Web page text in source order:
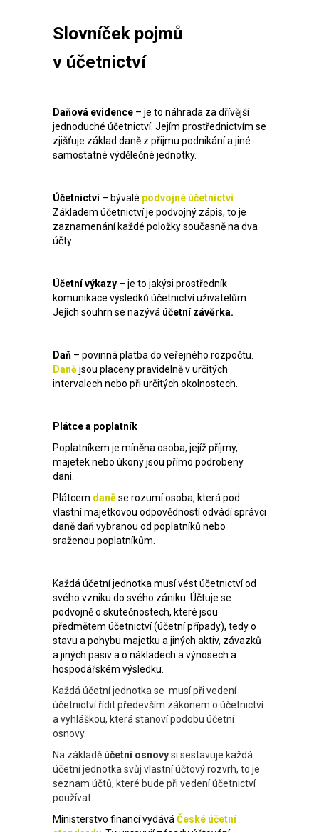
Slovníček pojmů
v účetnictví
Daňová evidence – je to náhrada za dřívější
jednoduché účetnictví. Jejím prostřednictvím se
zjišťuje základ daně z přijmu podnikání a jiné
samostatné výdělečné jednotky.
Účetnictví– bývalé podvojné účetnictví.
Základem účetnictví je podvojný zápis, to je
zaznamenání každé položky současně na dva
účty.
Účetní výkazy – je to jakýsi prostředník
komunikace výsledků účetnictví uživatelům.
Jejich souhrn se nazývá účetní závěrka.
Daň – povinná platba do veřejného rozpočtu.
Danějsou placeny pravidelně v určitých
intervalech nebo při určitých okolnostech..
Plátce a poplatník
Poplatníkem je míněna osoba, jejíž příjmy,
majetek nebo úkony jsou přímo podrobeny
dani.
Plátcem daněse rozumí osoba, která pod
vlastní majetkovou odpovědností odvádí správci
daně daň vybranou od poplatníků nebo
sraženou poplatníkům.
Každá účetní jednotka musí vést účetnictví od
svého vzniku do svého zániku. Účtuje se
podvojně o skutečnostech, které jsou
předmětem účetnictví (účetní případy), tedy o
stavu a pohybu majetku a jiných aktiv, závazků
a jiných pasiv a o nákladech a výnosech a
hospodářském výsledku.
Každá účetní jednotka se musí při vedení
účetnictví řídit především zákonem o účetnictví
a vyhláškou, která stanoví podobu účetní
osnovy.
Na základě účetní osnovysi sestavuje každá
účetní jednotka svůj vlastní účtový rozvrh, to je
seznam účtů, které bude při vedení účetnictví
používat.
Ministerstvo financí vydává České účetní